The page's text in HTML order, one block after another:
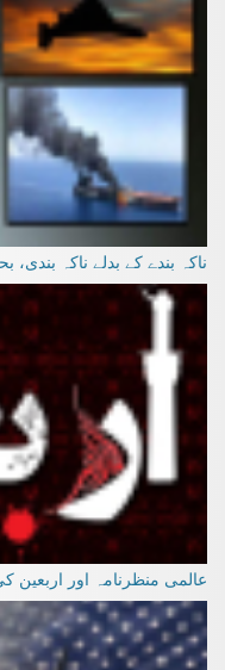
ناکہ بندے کے بدلے ناکہ بندی،
عالمی منظرنامہ اور اربعین